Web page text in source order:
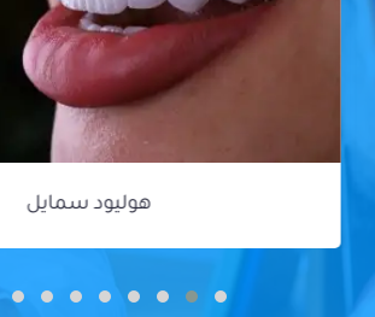
هوليود سمايل